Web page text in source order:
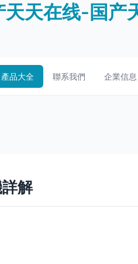
天在线-国产
產品大全 聯系我們 企業信息
解